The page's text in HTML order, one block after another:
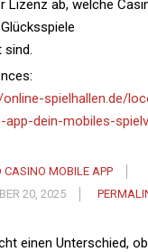
Lizenz ab, welche
sind.
online-spielhallen.de/
app-dein-mobiles-
CASINO MOBILE APP
20, 2025
einen Unterschied,